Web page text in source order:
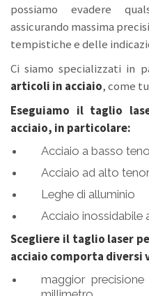
possiamo evadere
assicurando massima
tempistiche e delle
Ci siamo specializzati in
articoli in acciaio, come
Eseguiamo il taglio
acciaio, in particolare:
Acciaio a basso
Acciaio ad alto
Leghe di alluminio
Acciaio inossidabile
Scegliere il taglio laser
acciaio comporta diversi
maggior